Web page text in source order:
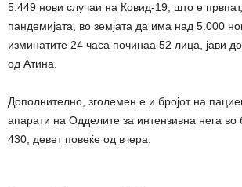
5.449 нови случаи на Ковид-19, што е
пандемијата, во земјата да има над 5.000
изминатите 24 часа починаа 52 лица, јави
од Атина.
Дополнително, зголемен е и бројот на
апарати на Одделите за интензивна нега во
430, девет повеќе од вчера.